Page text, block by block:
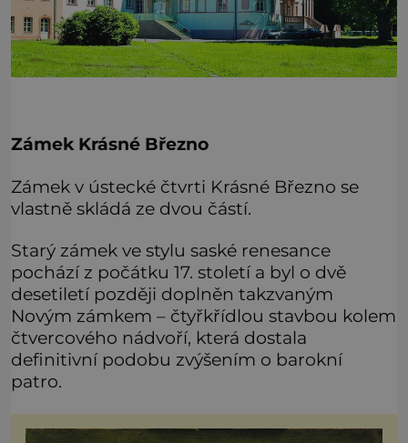
Zámek Krásné Březno
Zámek v ústecké čtvrti Krásné Březno se
vlastně skládá ze dvou částí.
Starý zámek ve stylu saské renesance
pochází z počátku 17. století a byl o dvě
desetiletí později doplněn takzvaným
Novým zámkem – čtyřkřídlou stavbou kolem
čtvercového nádvoří, která dostala
definitivní podobu zvýšením o barokní
patro.